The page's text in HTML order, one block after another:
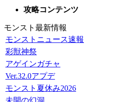
攻略コンテンツ
モンスト最新情報
モンストニュース速報
彩獣神祭
アゲインガチャ
Ver.32.0アプデ
モンスト夏休み2026
未開の幻洞